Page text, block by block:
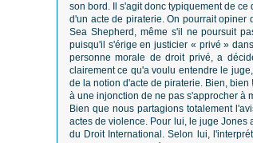
son bord. Il s'agit donc typiquement de
d'un acte de piraterie. On pourrait
Sea Shepherd, même s'il ne poursuit
puisqu'il s'érige en justicier « privé »
personne morale de droit privé, a
clairement ce qu'a voulu entendre le
de la notion d'acte de piraterie. Bien,
à une injonction de ne pas s'approcher à
Bien que nous partagions totalement
actes de violence. Pour lui, le juge Jones
du Droit International. Selon lui,